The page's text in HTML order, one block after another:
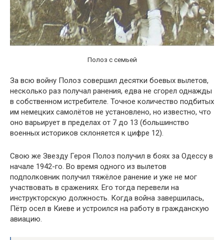
Полоз с семьей
За всю войну Полоз совершил десятки боевых вылетов,
несколько раз получал ранения, едва не сгорел однажды
в собственном истребителе. Точное количество подбитых
им немецких самолётов не установлено, но известно, что
оно варьирует в пределах от 7 до 13 (большинство
военных историков склоняется к цифре 12).
Свою же Звезду Героя Полоз получил в боях за Одессу в
начале 1942-го. Во время одного из вылетов
подполковник получил тяжёлое ранение и уже не мог
участвовать в сражениях. Его тогда перевели на
инструкторскую должность. Когда война завершилась,
Пётр осел в Киеве и устроился на работу в гражданскую
авиацию.